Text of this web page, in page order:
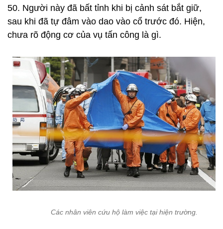
50. Người này đã bất tỉnh khi bị cảnh sát bắt giữ,
sau khi đã tự đâm vào dao vào cổ trước đó. Hiện,
chưa rõ động cơ của vụ tấn công là gì.
Các nhân viên cứu hộ làm việc tại hiện trường.